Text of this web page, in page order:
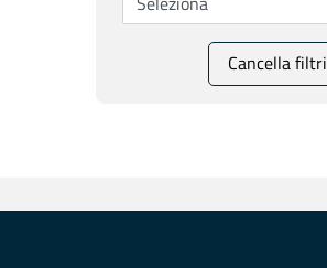
Cancella filtri